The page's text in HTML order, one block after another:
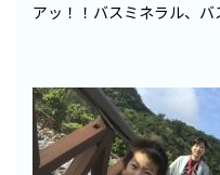
アッ！！バスミネラル、バ